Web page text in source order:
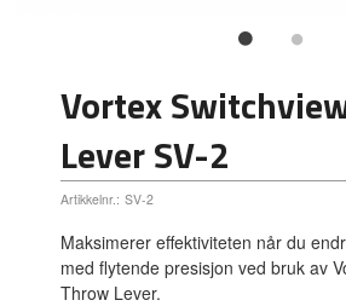
Vortex
Lever SV-2
Artikkelnr.: SV-2
Maksimerer effektiviteten når du
med flytende presisjon ved bruk av
Throw Lever.